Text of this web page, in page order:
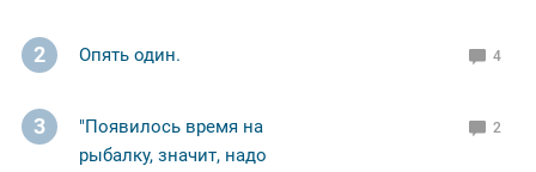
2 Опять один. 4
3
"Появилось время на
рыбалку, значит, надо
2